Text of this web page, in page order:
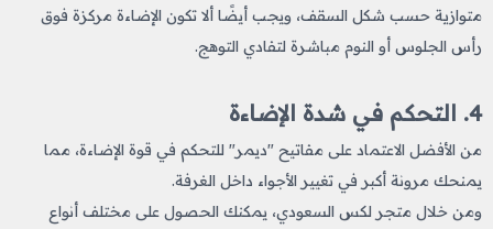
متوازية حسب شكل السقف، ويجب أيضًا ألا تكون الإضاءة مركزة فوق
رأس الجلوس أو النوم مباشرة لتفادي التوهج.
4. التحكم في شدة الإضاءة
من الأفضل الاعتماد على مفاتيح "ديمر" للتحكم في قوة الإضاءة، مما
يمنحك مرونة أكبر في تغيير الأجواء داخل الغرفة.
ومن خلال متجر لكس السعودي، يمكنك الحصول على مختلف أنواع